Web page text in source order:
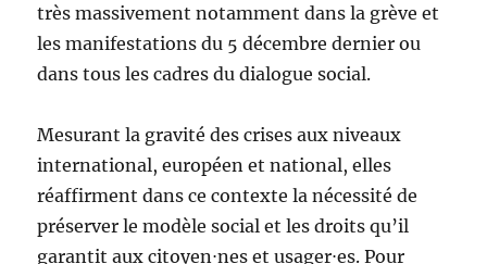
très massivement notamment dans la grève et
les manifestations du 5 décembre dernier ou
dans tous les cadres du dialogue social.
Mesurant la gravité des crises aux niveaux
international, européen et national, elles
réaffirment dans ce contexte la nécessité de
préserver le modèle social et les droits qu’il
garantit aux citoyen⋅nes et usager⋅es. Pour